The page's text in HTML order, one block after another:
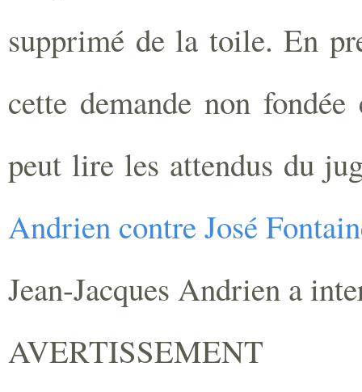
supprimé de la toile. En
cette demande non
peut lire les attendus du
Andrien contre José
Jean-Jacques Andrien a
AVERTISSEMENT